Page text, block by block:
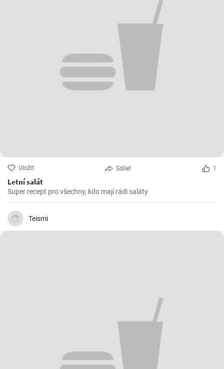
Uložit Sdílet 1
Letní salát
Super recept pro všechny, kdo mají rádi saláty
Teismi